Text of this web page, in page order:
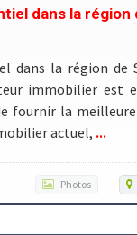
dans la région
dans la région de
immobilier est
fournir la meilleure
actuel, ...
Photos